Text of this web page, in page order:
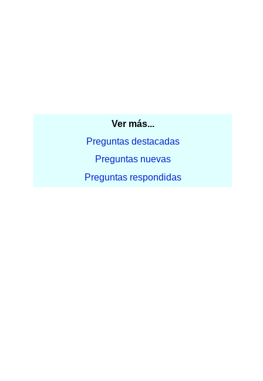
Ver más...
Preguntas destacadas
Preguntas nuevas
Preguntas respondidas